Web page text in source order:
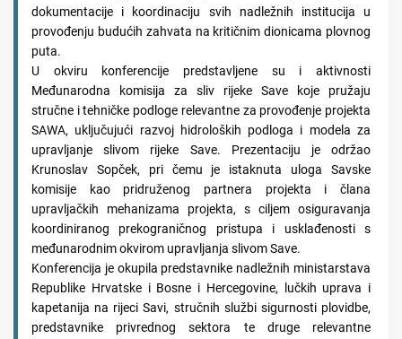
dokumentacije i koordinaciju svih nadležnih institucija u
provođenju budućih zahvata na kritičnim dionicama plovnog
puta.
U okviru konferencije predstavljene su i aktivnosti
Međunarodna komisija za sliv rijeke Save koje pružaju
stručne i tehničke podloge relevantne za provođenje projekta
SAWA, uključujući razvoj hidroloških podloga i modela za
upravljanje slivom rijeke Save. Prezentaciju je održao
Krunoslav Sopček, pri čemu je istaknuta uloga Savske
komisije kao pridruženog partnera projekta i člana
upravljačkih mehanizama projekta, s ciljem osiguravanja
koordiniranog prekograničnog pristupa i usklađenosti s
međunarodnim okvirom upravljanja slivom Save.
Konferencija je okupila predstavnike nadležnih ministarstava
Republike Hrvatske i Bosne i Hercegovine, lučkih uprava i
kapetanija na rijeci Savi, stručnih službi sigurnosti plovidbe,
predstavnike privrednog sektora te druge relevantne